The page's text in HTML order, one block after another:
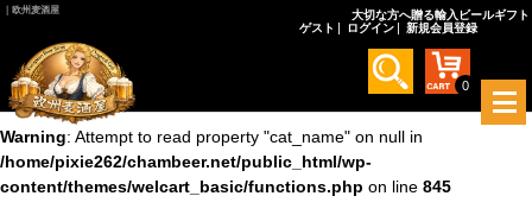
/home/pixie262/chambeer.net/public_html/wp-
content/themes/welcart_basic/functions.php
on line 845
Warning: Attempt to read property "cat_name" on null in
/home/pixie262/chambeer.net/public_html/wp-
content/themes/welcart_basic/functions.php on line 845
｜欧州麦酒屋
大切な方へ贈る輸入ビールギフト
ゲスト
ログイン 新規会員登録
0
メ
ニ